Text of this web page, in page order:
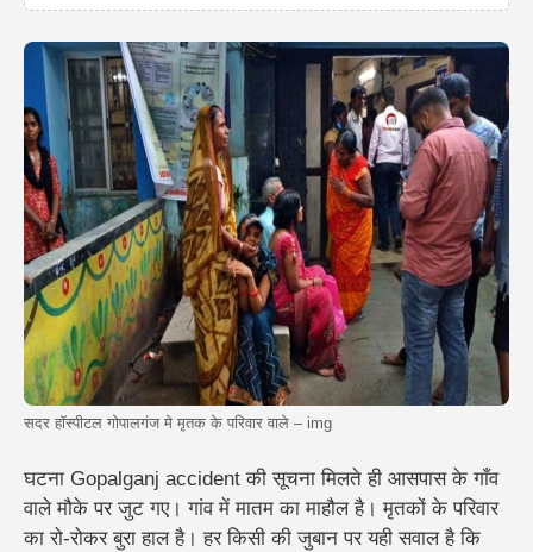
सदर हॉस्पीटल गोपालगंज मे मृतक के परिवार वाले – img
घटना Gopalganj accident की सूचना मिलते ही आसपास के गाँव
वाले मौके पर जुट गए। गांव में मातम का माहौल है। मृतकों के परिवार
का रो-रोकर बुरा हाल है। हर किसी की जुबान पर यही सवाल है कि